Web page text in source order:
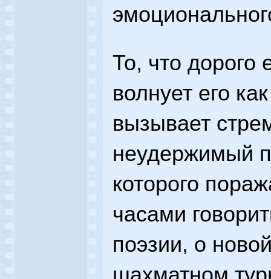
То, что дорого
волнует его
вызывает
неудержимый
которого
часами
поэзии, о